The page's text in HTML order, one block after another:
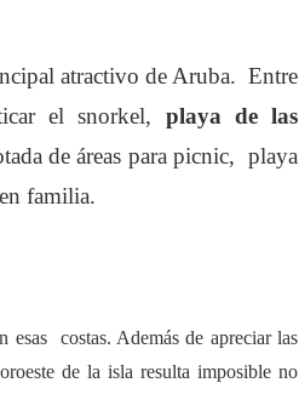
atractivo de Aruba. Entre
el snorkel, playa de las
de áreas para picnic, playa
familia.
esas costas. Además de apreciar las
de la isla resulta imposible no